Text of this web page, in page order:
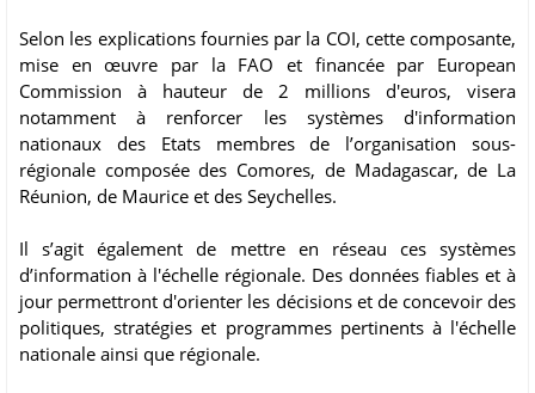
Selon les explications fournies par la COI, cette composante,
mise en œuvre par la FAO et financée par European
Commission à hauteur de 2 millions d'euros, visera
notamment à renforcer les systèmes d'information
nationaux des Etats membres de l’organisation sous-
régionale composée des Comores, de Madagascar, de La
Réunion, de Maurice et des Seychelles.
Il s’agit également de mettre en réseau ces systèmes
d’information à l'échelle régionale. Des données fiables et à
jour permettront d'orienter les décisions et de concevoir des
politiques, stratégies et programmes pertinents à l'échelle
nationale ainsi que régionale.